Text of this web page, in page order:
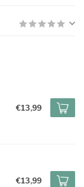
€13,99
€13,99